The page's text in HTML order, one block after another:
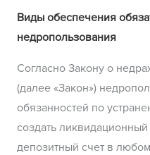
Виды обеспечения
недропользования
Согласно Закону о
(далее «Закон»)
обязанностей по
создать
депозитный счет в